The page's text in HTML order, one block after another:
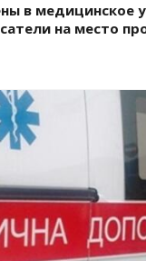
в медицинское
на место